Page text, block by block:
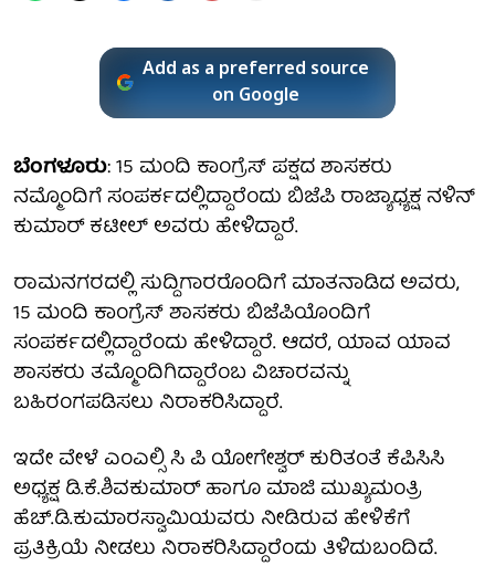
Add as a preferred source
on Google
ಬೆಂಗಳೂರು: 15 ಮಂದಿ ಕಾಂಗ್ರೆಸ್ ಪಕ್ಷದ ಶಾಸಕರು
ನಮ್ಮೊಂದಿಗೆ ಸಂಪರ್ಕದಲ್ಲಿದ್ದಾರೆಂದು ಬಿಜೆಪಿ ರಾಜ್ಯಾಧ್ಯಕ್ಷ ನಳಿನ್
ಕುಮಾರ್ ಕಟೀಲ್ ಅವರು ಹೇಳಿದ್ದಾರೆ.
ರಾಮನಗರದಲ್ಲಿ ಸುದ್ದಿಗಾರರೊಂದಿಗೆ ಮಾತನಾಡಿದ ಅವರು,
15 ಮಂದಿ ಕಾಂಗ್ರೆಸ್ ಶಾಸಕರು ಬಿಜೆಪಿಯೊಂದಿಗೆ
ಸಂಪರ್ಕದಲ್ಲಿದ್ದಾರೆಂದು ಹೇಳಿದ್ದಾರೆ. ಆದರೆ, ಯಾವ ಯಾವ
ಶಾಸಕರು ತಮ್ಮೊಂದಿಗಿದ್ದಾರೆಂಬ ವಿಚಾರವನ್ನು
ಬಹಿರಂಗಪಡಿಸಲು ನಿರಾಕರಿಸಿದ್ದಾರೆ.
ಇದೇ ವೇಳೆ ಎಂಎಲ್ಸಿ ಸಿ ಪಿ ಯೋಗೇಶ್ವರ್ ಕುರಿತಂತೆ ಕೆಪಿಸಿಸಿ
ಅಧ್ಯಕ್ಷ ಡಿ.ಕೆ.ಶಿವಕುಮಾರ್ ಹಾಗೂ ಮಾಜಿ ಮುಖ್ಯಮಂತ್ರಿ
ಹೆಚ್.ಡಿ.ಕುಮಾರಸ್ವಾಮಿಯವರು ನೀಡಿರುವ ಹೇಳಿಕೆಗೆ
ಪ್ರತಿಕ್ರಿಯೆ ನೀಡಲು ನಿರಾಕರಿಸಿದ್ದಾರೆಂದು ತಿಳಿದುಬಂದಿದೆ.